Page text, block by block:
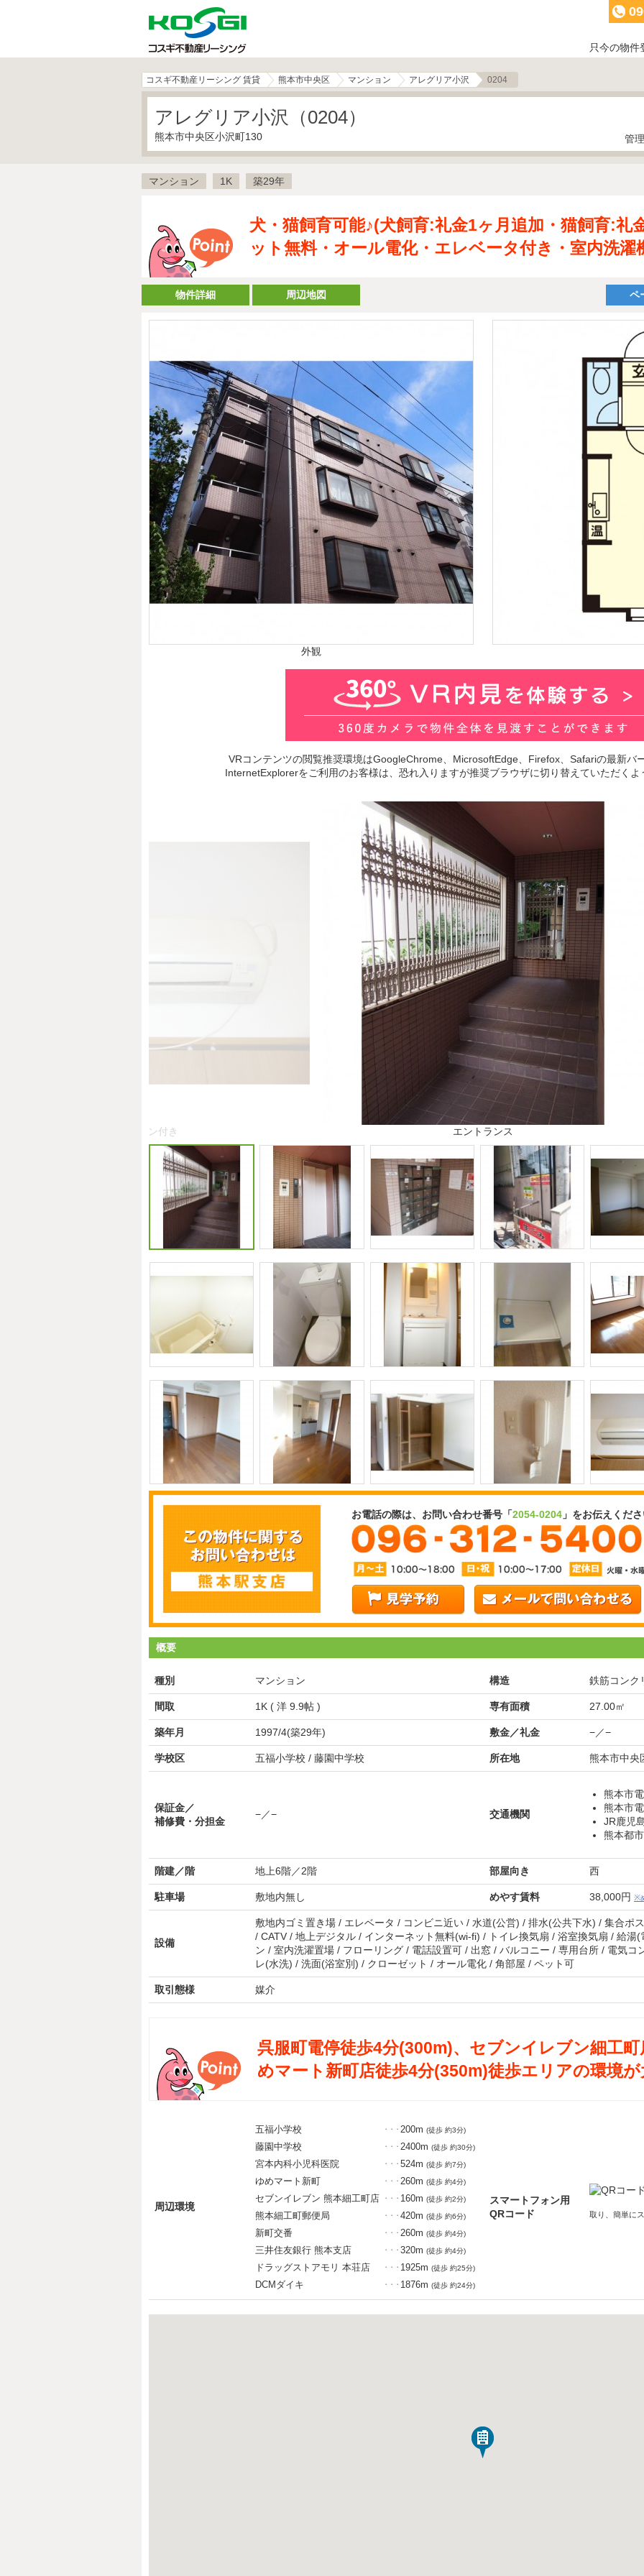
只今の物
コスギ不動産リーシング 賃貸 熊本市中央区 マンション アレグリア小沢 0204
アレグリア小沢（0204）
熊本市中央区小沢町130 管
マンション 1K 築29年
犬・猫飼育可能♪(犬飼育:礼金1ヶ月追加・猫飼育:礼
ット無料・オール電化・エレベータ付き・室内洗
物件詳細 周辺地図 ペ
外観
VRコンテンツの閲覧推奨環境はGoogleChrome、MicrosoftEdge、Firefox、Safariの最新バ
InternetExplorerをご利用のお客様は、恐れ入りますが推奨ブラウザに切り替えていただく
エアコン付き エントランス
お電話の際は、お問い合わせ番号「2054-0204 」をお伝えくだ
概要
種別 マンション 構造 鉄筋コンク
間取 1K ( 洋 9.9帖 ) 専有面積 27.00㎡
築年月 1997/4(築29年) 敷金／礼金 −／−
学校区 五福小学校 / 藤園中学校 所在地 熊本市中央
保証金／
補修費・分担金
−／− 交通機関
熊本市
熊本市
JR鹿児
熊本都
階建／階 地上6階／2階 部屋向き 西
駐車場 敷地内無し めやす賃料 38,000円 ※
設備
敷地内ゴミ置き場 / エレベータ / コンビニ近い / 水道(公営) / 排水(公共下水) / 集合ポ
/ CATV / 地上デジタル / インターネット無料(wi-fi) / トイレ換気扇 / 浴室換気扇 / 給湯
ン / 室内洗濯置場 / フローリング / 電話設置可 / 出窓 / バルコニー / 専用台所 / 電気コ
レ(水洗) / 洗面(浴室別) / クローゼット / オール電化 / 角部屋 / ペット可
取引態様 媒介
呉服町電停徒歩4分(300m)、セブンイレブン細工
めマート新町店徒歩4分(350m)徒歩エリアの環境
周辺環境
五福小学校 ・・・ 200m (徒歩 約3分)
藤園中学校 ・・・ 2400m (徒歩 約30分)
宮本内科小児科医院 ・・・ 524m (徒歩 約7分)
ゆめマート新町 ・・・ 260m (徒歩 約4分)
セブンイレブン 熊本細工町店 ・・・ 160m (徒歩 約2分)
熊本細工町郵便局 ・・・ 420m (徒歩 約6分)
新町交番 ・・・ 260m (徒歩 約4分)
三井住友銀行 熊本支店 ・・・ 320m (徒歩 約4分)
ドラッグストアモリ 本荘店 ・・・ 1925m (徒歩 約25分)
DCMダイキ ・・・ 1876m (徒歩 約24分)
スマートフォン用
QRコード
取り、簡単に